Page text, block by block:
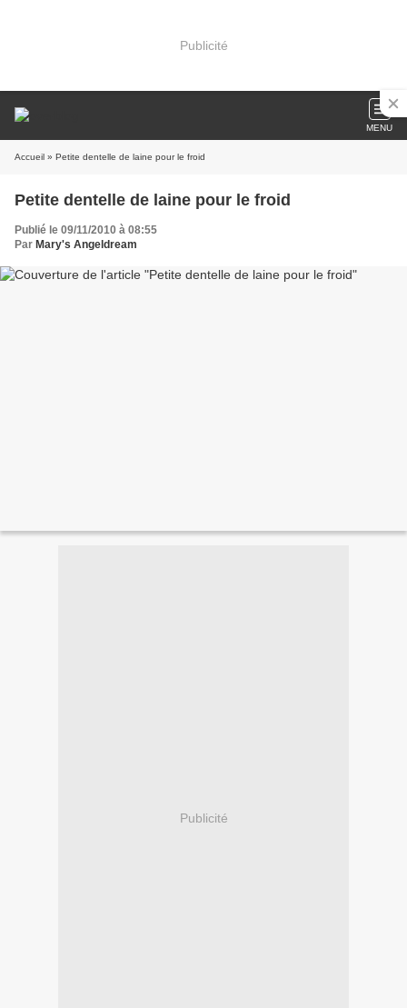
Publicité
MENU
Accueil » Petite dentelle de laine pour le froid
Petite dentelle de laine pour le froid
Publié le 09/11/2010 à 08:55
Par Mary's Angeldream
Publicité